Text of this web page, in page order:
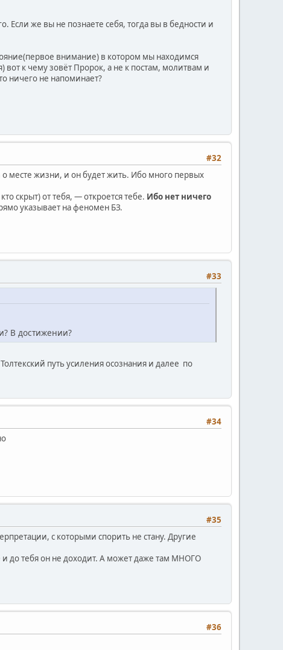
Если же вы не познаете себя, тогда вы в бедности и
внимание) в котором мы находимся
к чему зовёт Пророк, а не к постам, молитвам и
ничего не напоминает?
#32
о месте жизни, и он будет жить. Ибо много первых
скрыт) от тебя, — откроется тебе. Ибо нет ничего
указывает на феномен БЗ.
#33
В достижении?
путь усиления осознания и далее по
#34
#35
с которыми спорить не стану. Другие
до тебя он не доходит. А может даже там МНОГО
#36